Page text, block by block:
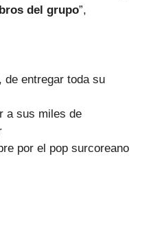
del grupo”,
de entregar toda su
a sus miles de
por el pop surcoreano